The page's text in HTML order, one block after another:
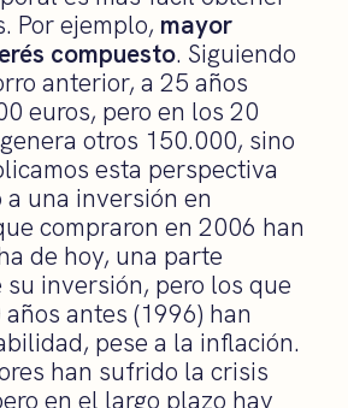
Por ejemplo, mayor
compuesto. Siguiendo
anterior, a 25 años
euros, pero en los 20
otros 150.000, sino
esta perspectiva
una inversión en
compraron en 2006 han
de hoy, una parte
inversión, pero los que
antes (1996) han
pese a la inflación.
han sufrido la crisis
en el largo plazo hay